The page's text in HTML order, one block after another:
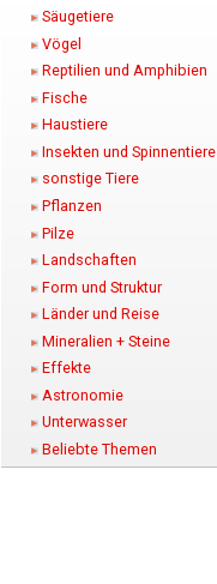
Säugetiere
Vögel
Reptilien und Amphibien
Fische
Haustiere
Insekten und Spinnentiere
sonstige Tiere
Pflanzen
Pilze
Landschaften
Form und Struktur
Länder und Reise
Mineralien + Steine
Effekte
Astronomie
Unterwasser
Beliebte Themen